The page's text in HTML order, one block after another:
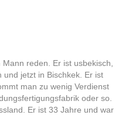
reden. Er ist usbekisch,
und jetzt in Bischkek. Er ist
man zu wenig Verdienst
oder so.
Er ist 33 Jahre und war